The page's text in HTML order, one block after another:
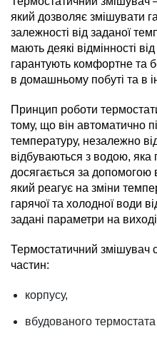
який дозволяє змішувати
залежності від заданої
мають деякі відмінності
гарантують комфортне та
в домашньому побуті та в
Принцип роботи
тому, що він автоматично
температуру, незалежно
відбуваються з водою,
досягається за допомогою
який реагує на зміни
гарячої та холодної води
задані параметри на
Термостатичний змішувач
частин:
корпусу,
вбудованого термостата